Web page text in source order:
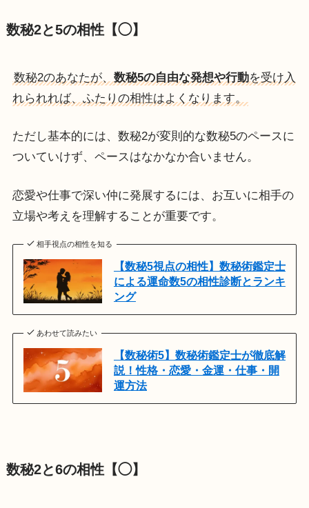
数秘2と5の相性【◯】
数秘2のあなたが、 数秘5の自由な発想や行動を受け入
れられれば、ふたりの相性はよくなります。
ただし基本的には、数秘2が変則的な数秘5のペースに
ついていけず、ペースはなかなか合いません。
恋愛や仕事で深い仲に発展するには、お互いに相手の
立場や考えを理解することが重要です。
相手視点の相性を知る
【数秘5視点の相性】数秘術鑑定士
による運命数5の相性診断とランキ
ング
あわせて読みたい
【数秘術5】数秘術鑑定士が徹底解
説！性格・恋愛・金運・仕事・開
運方法
数秘2と6の相性【◯】